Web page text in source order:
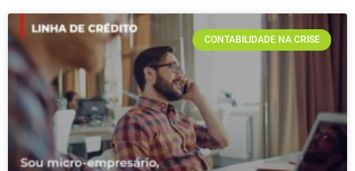
CONTABILIDADE NA CRISE